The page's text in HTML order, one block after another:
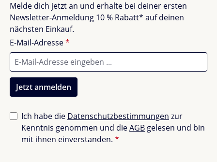
Melde dich jetzt an und erhalte bei deiner ersten
Newsletter-Anmeldung 10 % Rabatt* auf deinen
nächsten Einkauf.
E-Mail-Adresse*
Jetzt anmelden
Ich habe die Datenschutzbestimmungen zur
Kenntnis genommen und dieAGB gelesen und bin
mit ihnen einverstanden. *